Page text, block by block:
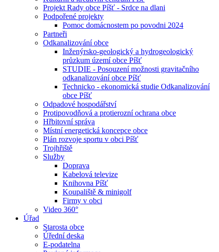
Projekt Rady obce Píšť - Srdce na dlani
Podpořené projekty
Pomoc domácnostem po povodni 2024
Partneři
Odkanalizování obce
Inženýrsko-geologický a hydrogeologický
průzkum území obce Píšť
STUDIE - Posouzení možnosti gravitačního
odkanalizování obce Píšť
Technicko - ekonomická studie Odkanalizování
obce Píšť
Odpadové hospodářství
Protipovodňová a protierozní ochrana obce
Hřbitovní správa
Místní energetická koncepce obce
Plán rozvoje sportu v obci Píšť
Trojhřiště
Služby
Doprava
Kabelová televize
Knihovna Píšť
Koupaliště & minigolf
Firmy v obci
Video 360°
Úřad
Starosta obce
Úřední deska
E-podatelna